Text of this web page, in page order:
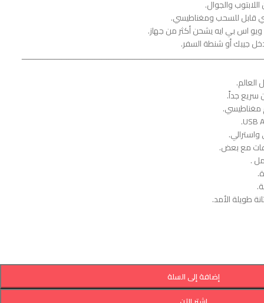
قابل للسحب ومغناطيسي.
اس بي ايه يشحن أكثر من جهاز.
جيبك أو شنطة السفر.
مع بعض.
.
إضافة إلى السلة